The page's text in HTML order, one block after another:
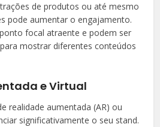
de produtos ou até mesmo
pode aumentar o engajamento.
focal atraente e podem ser
mostrar diferentes conteúdos
e Virtual
realidade aumentada (AR) ou
significativamente o seu stand.